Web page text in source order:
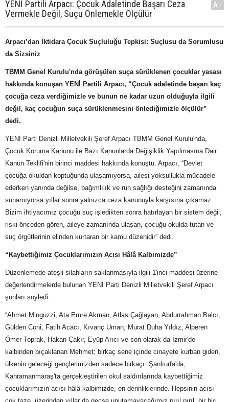
YENİ Partili Arpacı: Çocuk Adaletinde Başarı Ceza
Vermekle Değil, Suçu Önlemekle Ölçülür
A-
Arpacı’dan İktidara Çocuk Suçluluğu Tepkisi: Suçlusu da Sorumlusu
da Sizsiniz
TBMM Genel Kurulu'nda görüşülen suça sürüklenen çocuklar yasası
hakkında konuşan YENİ Partili Arpacı, “Çocuk adaletinde başarı kaç
çocuğa ceza verdiğimizle ve bunun ne kadar uzun olduğuyla ilgili
değil, kaç çocuğun suça sürüklenmesini önlediğimizle ölçülür”
dedi.
YENİ Parti Denizli Milletvekili Şeref Arpacı TBMM Genel Kurulu'nda,
Çocuk Koruma Kanunu ile Bazı Kanunlarda Değişiklik Yapılmasına Dair
Kanun Teklifi'nin birinci maddesi hakkında konuştu. Arpacı, “Devlet
çocuğa okuldan koptuğunda ulaşamıyorsa, ailesi yoksullukla mücadele
ederken yanında değilse, bağımlılık ve ruh sağlığı desteğini zamanında
sunamıyorsa yıllar sonra yalnızca ceza kanunuyla karşısına çıkamaz.
Bizim ihtiyacımız çocuğu suç işledikten sonra hatırlayan bir sistem değil,
riski önceden gören, aileye zamanında ulaşan, çocuğu okulda tutan ve
suç örgütlerinin elinden kurtaran bir kamu düzenidir” dedi.
“Kaybettiğimiz Çocuklarımızın Acısı Hâlâ Kalbimizde”
Düzenlemede ateşli silahların saklanmasıyla ilgili 1'inci maddesi üzerine
değerlendirmelerde bulunan YENİ Parti Denizli Milletvekili Şeref Arpacı
şunları söyledi:
“Ahmet Minguzzi, Ata Emre Akman, Atlas Çağlayan, Abdurrahman Balcı,
Gülden Coni, Fatih Acacı, Kıvanç Uman, Murat Duha Yıldız, Alperen
Ömer Toprak, Hakan Çakır, Eyüp Arıcı ve son olarak da İzmir'de
kalbinden bıçaklanan Mehmet; birkaç sene içinde cinayete kurban giden,
ülkenin geleceği gençlerimizden sadece birkaçı. Şanlıurfa'da,
Kahramanmaraş'ta gerçekleştirilen okul saldırılarında kaybettiğimiz
çocuklarımızın acısı hâlâ kalbimizde, en derinliklerinde. Hepsinin acısı